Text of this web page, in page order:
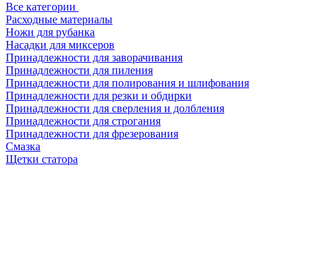
Все категории
Расходные материалы
Ножи для рубанка
Насадки для миксеров
Принадлежности для заворачивания
Принадлежности для пиления
Принадлежности для полирования и шлифования
Принадлежности для резки и обдирки
Принадлежности для сверления и долбления
Принадлежности для строгания
Принадлежности для фрезерования
Смазка
Щетки статора